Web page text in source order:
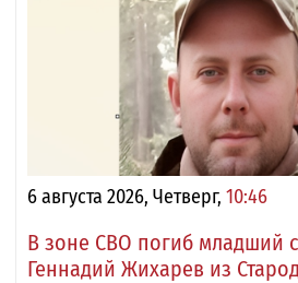
6 августа 2026, Четверг, 10:46
В зоне СВО погиб младший
Геннадий Жихарев из